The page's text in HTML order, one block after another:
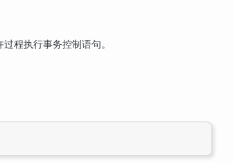
程执行事务控制语句。